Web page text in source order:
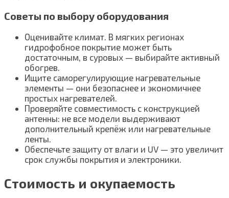
Советы по выбору оборудования
Оценивайте климат. В мягких регионах
гидрофобное покрытие может быть
достаточным, в суровых — выбирайте активный
обогрев.
Ищите саморегулирующие нагревательные
элементы — они безопаснее и экономичнее
простых нагревателей.
Проверяйте совместимость с конструкцией
антенны: не все модели выдерживают
дополнительный крепёж или нагревательные
ленты.
Обеспечьте защиту от влаги и UV — это увеличит
срок службы покрытия и электроники.
Стоимость и окупаемость